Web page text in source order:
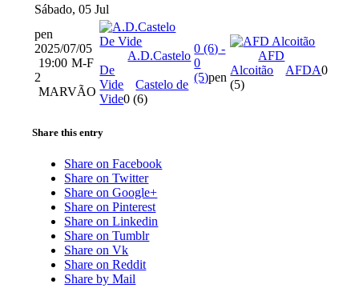
Sábado, 05 Jul
pen
2025/07/05
19:00 M-F
2
MARVÃO
A.D.Castelo
De
Vide
Castelo de
Vide0(6)
0(6) -
0
(5)pen
AFD
Alcoitão
AFDA0
(5)
Share this entry
Share on Facebook
Share on Twitter
Share on Google+
Share on Pinterest
Share on Linkedin
Share on Tumblr
Share on Vk
Share on Reddit
Share by Mail